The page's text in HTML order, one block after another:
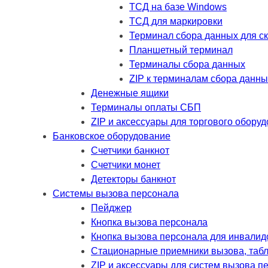
ТСД на базе Windows
ТСД для маркировки
Терминал сбора данных для
Планшетный терминал
Терминалы сбора данных
ZIP к терминалам сбора
Денежные ящики
Терминалы оплаты СБП
ZIP и аксессуары для торгового
Банковское оборудование
Счетчики банкнот
Счетчики монет
Детекторы банкнот
Системы вызова персонала
Пейджер
Кнопка вызова персонала
Кнопка вызова персонала для
Стационарные приемники вызова,
ZIP и аксессуары для систем вызова